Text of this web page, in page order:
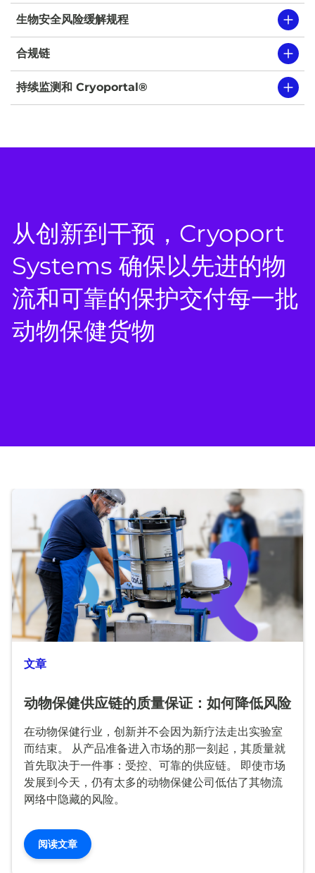
生物安全风险缓解规程
合规链
持续监测和 Cryoportal®
从创新到干预，Cryoport
Systems 确保以先进的物
流和可靠的保护交付每一批
动物保健货物
文章
动物保健供应链的质量保证：如何降低风险
在动物保健行业，创新并不会因为新疗法走出实验室
而结束。 从产品准备进入市场的那一刻起，其质量就
首先取决于一件事：受控、可靠的供应链。 即使市场
发展到今天，仍有太多的动物保健公司低估了其物流
网络中隐藏的风险。
阅读文章